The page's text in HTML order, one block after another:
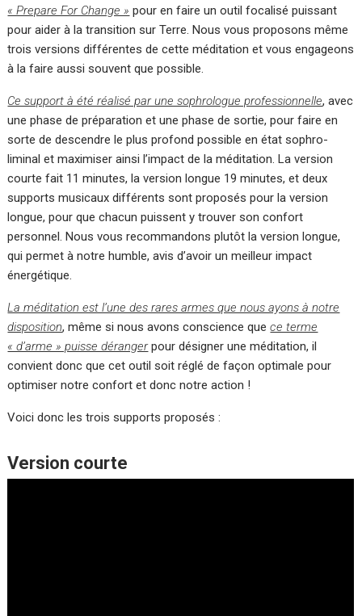
« Prepare For Change » pour en faire un outil focalisé puissant
pour aider à la transition sur Terre. Nous vous proposons même
trois versions différentes de cette méditation et vous engageons
à la faire aussi souvent que possible.
Ce support à été réalisé par une sophrologue professionnelle, avec
une phase de préparation et une phase de sortie, pour faire en
sorte de descendre le plus profond possible en état sophro-
liminal et maximiser ainsi l’impact de la méditation. La version
courte fait 11 minutes, la version longue 19 minutes, et deux
supports musicaux différents sont proposés pour la version
longue, pour que chacun puissent y trouver son confort
personnel. Nous vous recommandons plutôt la version longue,
qui permet à notre humble, avis d’avoir un meilleur impact
énergétique.
La méditation est l’une des rares armes que nous ayons à notre
disposition, même si nous avons conscience quece terme
« d’arme » puisse dérangerpour désigner une méditation, il
convient donc que cet outil soit réglé de façon optimale pour
optimiser notre confort et donc notre action !
Voici donc les trois supports proposés :
Version courte